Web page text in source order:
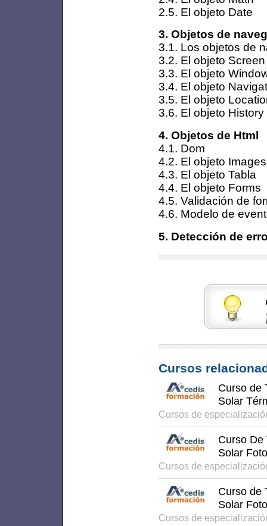
2.5. El objeto Date
3. Objetos de
3.1. Los objetos de
3.2. El objeto Screen
3.3. El objeto
3.4. El objeto
3.5. El objeto
3.6. El objeto History
4. Objetos de Html
4.1. Dom
4.2. El objeto Images
4.3. El objeto Tabla
4.4. El objeto Forms
4.5. Validación de
4.6. Modelo de
5. Detección de
Cursos
Curso de
Solar
Cursos de
Curso De
Solar
Cursos de
Curso de
Solar
Cursos de